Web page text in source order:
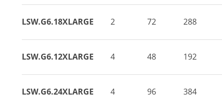
LSW.G6.18XLARGE 2 72 288
LSW.G6.12XLARGE 4 48 192
LSW.G6.24XLARGE 4 96 384